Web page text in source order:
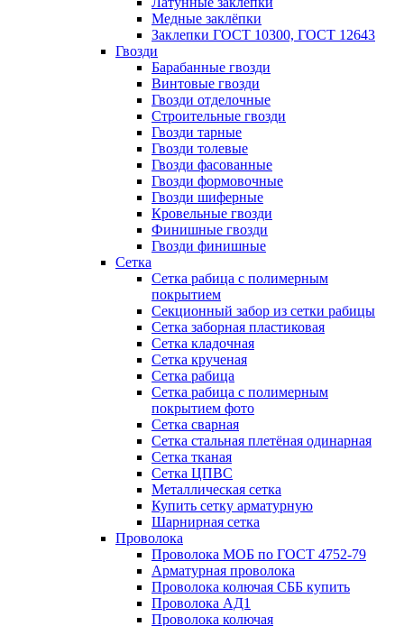
Медные заклёпки
Заклепки ГОСТ 10300, ГОСТ 12643
Гвозди
Барабанные гвозди
Винтовые гвозди
Гвозди отделочные
Строительные гвозди
Гвозди тарные
Гвозди толевые
Гвозди фасованные
Гвозди формовочные
Гвозди шиферные
Кровельные гвозди
Финишные гвозди
Гвозди финишные
Сетка
Сетка рабица с полимерным
покрытием
Секционный забор из сетки рабицы
Сетка заборная пластиковая
Сетка кладочная
Сетка крученая
Сетка рабица
Сетка рабица с полимерным
покрытием фото
Сетка сварная
Сетка стальная плетёная одинарная
Сетка тканая
Сетка ЦПВС
Металлическая сетка
Купить сетку арматурную
Шарнирная сетка
Проволока
Проволока МОБ по ГОСТ 4752-79
Арматурная проволока
Проволока колючая СББ купить
Проволока АД1
Проволока колючая